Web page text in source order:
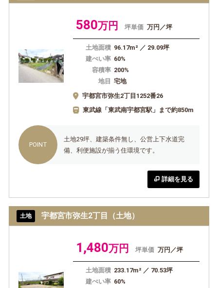
580万円 坪単価 万円／坪
土地面積 96.17m² ／ 29.09坪
建ぺい率 60%
容積率 200%
地目
宅地
宇都宮市弥生2丁目1252番26
東武線「東武南宇都宮駅」まで約850m
土地29坪、建築条件無し、公営上下水道完
備、利便施設が揃う住環境です。
詳細を見る
土地 宇都宮市弥生2丁目（土地）
1,480万円 坪単価 万円／坪
土地面積 233.17m² ／ 70.53坪
建ぺい率 60%